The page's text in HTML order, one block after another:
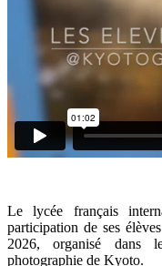
Le lycée français
participation de ses
2026, organisé dans
photographie de Kyoto.